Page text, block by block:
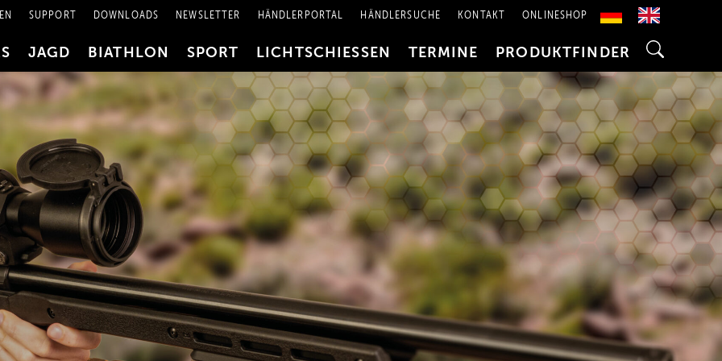
SUPPORT DOWNLOADS NEWSLETTER HÄNDLERPORTAL HÄNDLERSUCHE KONTAKT ONLINESHOP
JAGD BIATHLON SPORT LICHTSCHIESSEN TERMINE PRODUKTFINDER